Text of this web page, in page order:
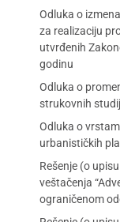
Odluka o
za realizaciju
utvrđenih
godinu
Odluka o
strukovnih
Odluka o
urbanističkih
Rešenje (o
veštačenja
ograničenom